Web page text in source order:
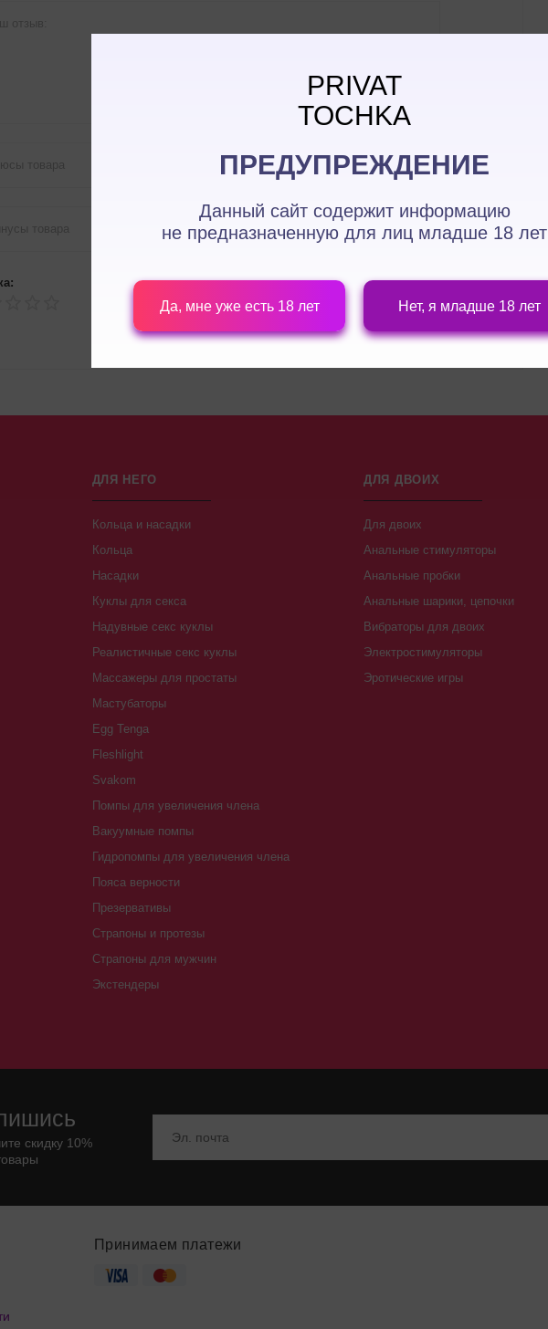
PRIVAT
TOCHKA
ПРЕДУПРЕЖДЕНИЕ
Данный сайт содержит информацию
не предназначенную для лиц младше 18 лет
Да, мне уже есть 18 лет Нет, я младше 18 лет
ДЛЯ НЕГО
Кольца и насадки
Кольца
Насадки
Куклы для секса
Надувные секс куклы
Реалистичные секс куклы
Массажеры для простаты
Мастубаторы
Egg Tenga
Fleshlight
Svakom
Помпы для увеличения члена
Вакуумные помпы
Гидропомпы для увеличения члена
Пояса верности
Презервативы
Страпоны и протезы
Страпоны для мужчин
Экстендеры
ДЛЯ ДВОИХ
Для двоих
Анальные стимуляторы
Анальные пробки
Анальные шарики, цепочки
Вибраторы для двоих
Электростимуляторы
Эротические игры
скидку 10%
Принимаем платежи